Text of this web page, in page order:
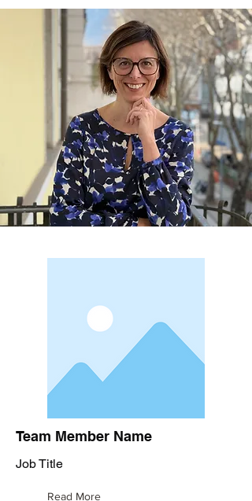
Team Member Name
Job Title
Read More